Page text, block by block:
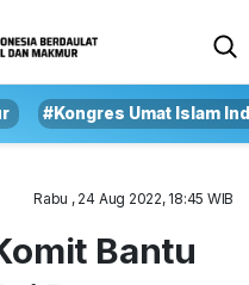
#Kongres Umat Islam
Rabu , 24 Aug 2022, 18:45 WIB
Bantu